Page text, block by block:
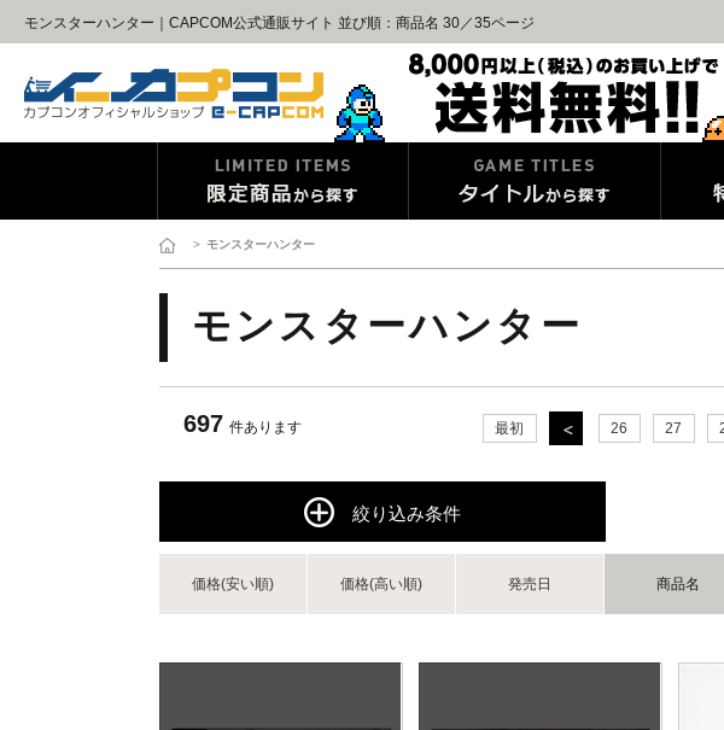
モンスターハンター｜CAPCOM公式通販サイト 並び順：商品名 30／35ページ
> モンスターハンター
モンスターハンター
697 件あります 最初 26 27
絞り込み条件
価格(安い順) 価格(高い順) 発売日 商品名